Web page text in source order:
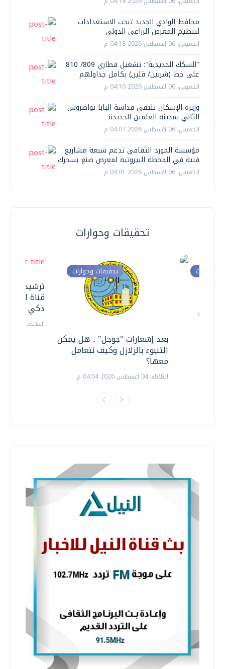
محافظ الوادي الجديد تبحث الاستعدادات
لتنظيم المعرض الزراعي الدولي
الخميس، 06 اغسطس 2026 04:18 م
"السكك الحديدية": تشغيل قطاري 809/ 810
على خط (شربين/ قلين) بكامل جداولهم
الخميس، 06 اغسطس 2026 04:10 م
وزيرة الإسكان تلتقي قداسة البابا تواضروس
الثاني بمدينة العلمين الجديدة
الخميس، 06 اغسطس 2026 04:07 م
مؤسسة المورد الثقافي تدعم سبعة مشاريع
فنية في المحطة البيروتية لمعرض صنع بسحرك
الخميس، 06 اغسطس 2026 04:01 م
تحقيقات وحوارات
ترشيدا
قناة
ذكي
الثلاثاء، 14 يوليو 2026 06:11 م
تحقيقات وحوارات
بعد إشعارات "جوجل" .. هل يمكن
التنبوء بالزلازل وكيف نتعامل
معها؟
الثلاثاء، 04 اغسطس 2026 04:04 م
وحوارات